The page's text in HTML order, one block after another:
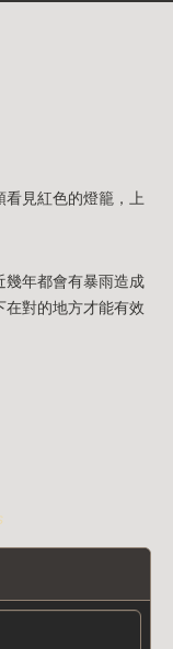
見紅色的燈籠，上
幾年都會有暴雨造成
在對的地方才能有效